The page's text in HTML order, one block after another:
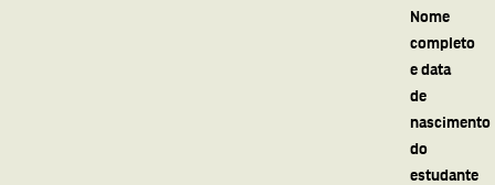
Nome
completo
e data
de
nascimento
do
estudante